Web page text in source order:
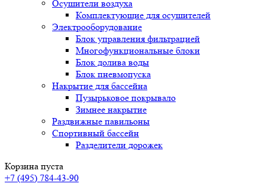
Осушители воздуха
Комплектующие для осушителей
Электрооборудование
Блок управления фильтрацией
Многофункциональные блоки
Блок долива воды
Блок пневмопуска
Накрытие для бассейна
Пузырьковое покрывало
Зимнее накрытие
Раздвижные павильоны
Спортивный бассейн
Разделители дорожек
Корзина пуста
+7 (495) 784-43-90